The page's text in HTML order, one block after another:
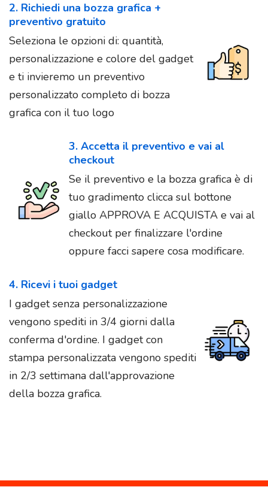
2. Richiedi una bozza grafica +
preventivo gratuito
Seleziona le opzioni di: quantità,
personalizzazione e colore del gadget
e ti invieremo un preventivo
personalizzato completo di bozza
grafica con il tuo logo
3. Accetta il preventivo e vai al
checkout
Se il preventivo e la bozza grafica è di
tuo gradimento clicca sul bottone
giallo APPROVA E ACQUISTA e vai al
checkout per finalizzare l'ordine
oppure facci sapere cosa modificare.
4. Ricevi i tuoi gadget
I gadget senza personalizzazione
vengono spediti in 3/4 giorni dalla
conferma d'ordine. I gadget con
stampa personalizzata vengono spediti
in 2/3 settimana dall'approvazione
della bozza grafica.